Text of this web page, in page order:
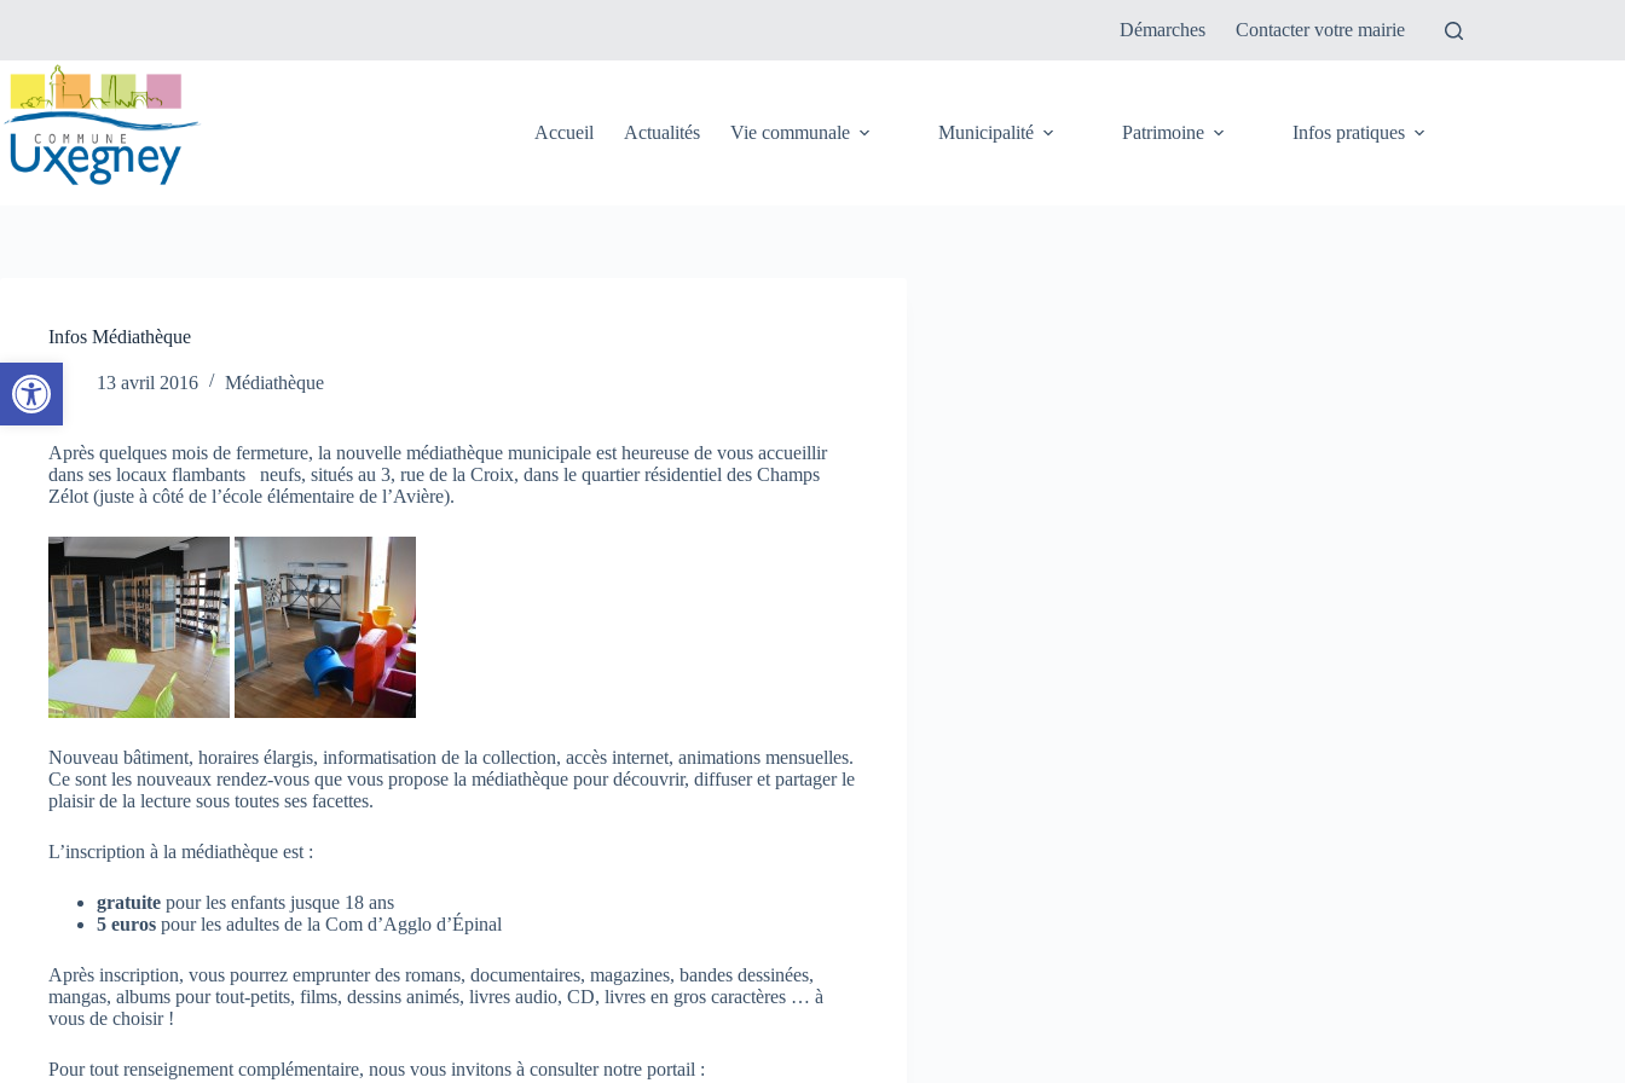
Ouvrir la barre d’outils
Démarches Contacter votre mairie
Accueil Actualités Vie communale Municipalité Patrimoine Infos pratiques
Infos Médiathèque
13 avril 2016 Médiathèque
Après quelques mois de fermeture, la nouvelle médiathèque municipale est heureuse de vous accueillir
dans ses locaux flambants neufs, situés au 3, rue de la Croix, dans le quartier résidentiel des Champs
Zélot (juste à côté de l’école élémentaire de l’Avière).
Nouveau bâtiment, horaires élargis, informatisation de la collection, accès internet, animations mensuelles.
Ce sont les nouveaux rendez-vous que vous propose la médiathèque pour découvrir, diffuser et partager le
plaisir de la lecture sous toutes ses facettes.
L’inscription à la médiathèque est :
gratuite pour les enfants jusque 18 ans
5 euros pour les adultes de la Com d’Agglo d’Épinal
Après inscription, vous pourrez emprunter des romans, documentaires, magazines, bandes dessinées,
mangas, albums pour tout-petits, films, dessins animés, livres audio, CD, livres en gros caractères … à
vous de choisir !
Pour tout renseignement complémentaire, nous vous invitons à consulter notre portail :